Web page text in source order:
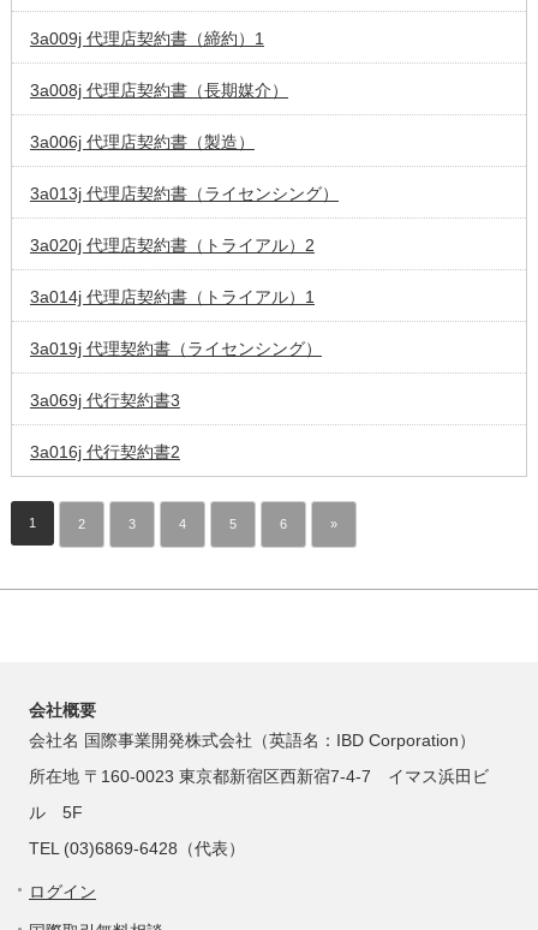
3a009j 代理店契約書（締約）1
3a008j 代理店契約書（長期媒介）
3a006j 代理店契約書（製造）
3a013j 代理店契約書（ライセンシング）
3a020j 代理店契約書（トライアル）2
3a014j 代理店契約書（トライアル）1
3a019j 代理契約書（ライセンシング）
3a069j 代行契約書3
3a016j 代行契約書2
1 2 3 4 5 6 »
会社概要
会社名 国際事業開発株式会社（英語名：IBD Corporation）
所在地 〒160-0023 東京都新宿区西新宿7-4-7 イマス浜田ビ
ル 5F
TEL (03)6869-6428（代表）
ログイン